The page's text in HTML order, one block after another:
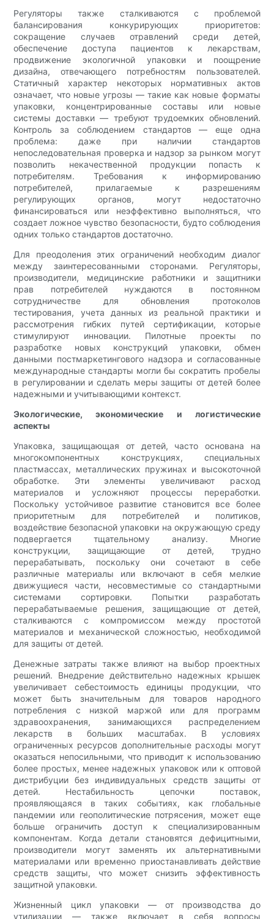
Регуляторы также сталкиваются с проблемой
балансирования конкурирующих приоритетов:
сокращение случаев отравлений среди детей,
обеспечение доступа пациентов к лекарствам,
продвижение экологичной упаковки и поощрение
дизайна, отвечающего потребностям пользователей.
Статичный характер некоторых нормативных актов
означает, что новые угрозы — такие как новые форматы
упаковки, концентрированные составы или новые
системы доставки — требуют трудоемких обновлений.
Контроль за соблюдением стандартов — еще одна
проблема: даже при наличии стандартов
непоследовательная проверка и надзор за рынком могут
позволить некачественной продукции попасть к
потребителям. Требования к информированию
потребителей, прилагаемые к разрешениям
регулирующих органов, могут недостаточно
финансироваться или неэффективно выполняться, что
создает ложное чувство безопасности, будто соблюдения
одних только стандартов достаточно.
Для преодоления этих ограничений необходим диалог
между заинтересованными сторонами. Регуляторы,
производители, медицинские работники и защитники
прав потребителей нуждаются в постоянном
сотрудничестве для обновления протоколов
тестирования, учета данных из реальной практики и
рассмотрения гибких путей сертификации, которые
стимулируют инновации. Пилотные проекты по
разработке новых конструкций упаковки, обмен
данными постмаркетингового надзора и согласованные
международные стандарты могли бы сократить пробелы
в регулировании и сделать меры защиты от детей более
надежными и учитывающими контекст.
Экологические, экономические и логистические
аспекты
Упаковка, защищающая от детей, часто основана на
многокомпонентных конструкциях, специальных
пластмассах, металлических пружинах и высокоточной
обработке. Эти элементы увеличивают расход
материалов и усложняют процессы переработки.
Поскольку устойчивое развитие становится все более
приоритетным для потребителей и политиков,
воздействие безопасной упаковки на окружающую среду
подвергается тщательному анализу. Многие
конструкции, защищающие от детей, трудно
перерабатывать, поскольку они сочетают в себе
различные материалы или включают в себя мелкие
движущиеся части, несовместимые со стандартными
системами сортировки. Попытки разработать
перерабатываемые решения, защищающие от детей,
сталкиваются с компромиссом между простотой
материалов и механической сложностью, необходимой
для защиты от детей.
Денежные затраты также влияют на выбор проектных
решений. Внедрение действительно надежных крышек
увеличивает себестоимость единицы продукции, что
может быть значительным для товаров народного
потребления с низкой маржой или для программ
здравоохранения, занимающихся распределением
лекарств в больших масштабах. В условиях
ограниченных ресурсов дополнительные расходы могут
оказаться непосильными, что приводит к использованию
более простых, менее надежных упаковок или к оптовой
дистрибуции без индивидуальных средств защиты от
детей. Нестабильность цепочки поставок,
проявляющаяся в таких событиях, как глобальные
пандемии или геополитические потрясения, может еще
больше ограничить доступ к специализированным
компонентам. Когда детали становятся дефицитными,
производители могут заменять их альтернативными
материалами или временно приостанавливать действие
средств защиты, что может снизить эффективность
защитной упаковки.
Жизненный цикл упаковки — от производства до
утилизации — также включает в себя вопросы